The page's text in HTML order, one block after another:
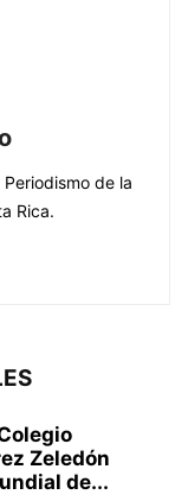
de la
Rica.
Zeledón
de...